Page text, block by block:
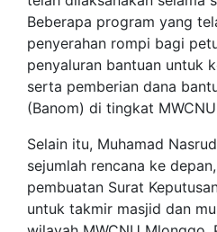
Beberapa program yang
penyerahan rompi bagi
penyaluran bantuan untuk
serta pemberian dana
(Banom) di tingkat
Selain itu, Muhamad
sejumlah rencana ke
pembuatan Surat
untuk takmir masjid dan